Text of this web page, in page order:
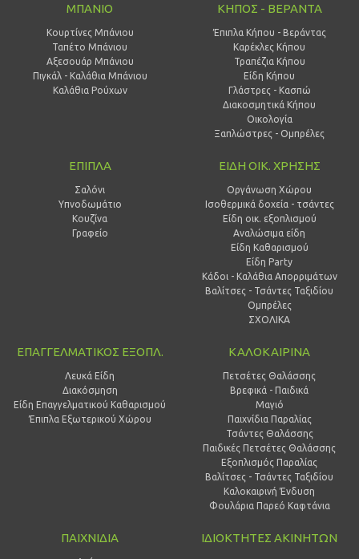
ΜΠΑΝΙΟ
Κουρτίνες Μπάνιου
Ταπέτο Μπάνιου
Αξεσουάρ Μπάνιου
Πιγκάλ - Καλάθια Μπάνιου
Καλάθια Ρούχων
ΚΗΠΟΣ - ΒΕΡΑΝΤΑ
Έπιπλα Κήπου - Βεράντας
Καρέκλες Κήπου
Τραπέζια Κήπου
Είδη Κήπου
Γλάστρες - Κασπώ
Διακοσμητικά Κήπου
Οικολογία
Ξαπλώστρες - Ομπρέλες
ΕΠΙΠΛΑ
Σαλόνι
Υπνοδωμάτιο
Κουζίνα
Γραφείο
ΕΙΔΗ ΟΙΚ. ΧΡΗΣΗΣ
Οργάνωση Χώρου
Ισοθερμικά δοχεία - τσάντες
Είδη οικ. εξοπλισμού
Αναλώσιμα είδη
Είδη Καθαρισμού
Είδη Party
Κάδοι - Καλάθια Απορριμάτων
Βαλίτσες - Τσάντες Ταξιδίου
Ομπρέλες
ΣΧΟΛΙΚΑ
ΕΠΑΓΓΕΛΜΑΤΙΚΟΣ ΕΞΟΠΛ.
Λευκά Είδη
Διακόσμηση
Είδη Επαγγελματικού Καθαρισμού
Έπιπλα Εξωτερικού Χώρου
ΚΑΛΟΚΑΙΡΙΝΑ
Πετσέτες Θαλάσσης
Βρεφικά - Παιδικά
Μαγιό
Παιχνίδια Παραλίας
Τσάντες Θαλάσσης
Παιδικές Πετσέτες Θαλάσσης
Εξοπλισμός Παραλίας
Βαλίτσες - Τσάντες Ταξιδίου
Καλοκαιρινή Ένδυση
Φουλάρια Παρεό Καφτάνια
ΠΑΙΧΝΙΔΙΑ ΙΔΙΟΚΤΗΤΕΣ ΑΚΙΝΗΤΩΝ